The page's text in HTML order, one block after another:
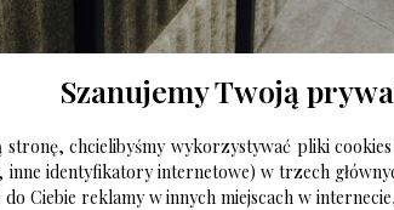
Szanujemy Twoją
stronę, chcielibyśmy wykorzystywać pliki
inne identyfikatory internetowe) w trzech
Ciebie reklamy w innych miejscach w